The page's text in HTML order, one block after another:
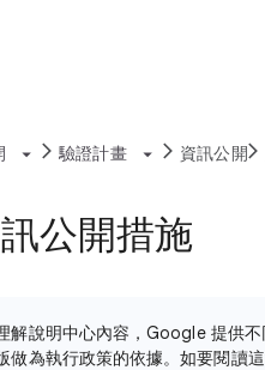
驗證計畫 資訊公開
公開措施
解說明中心內容，Google 提供
做為執行政策的依據。如要閱讀